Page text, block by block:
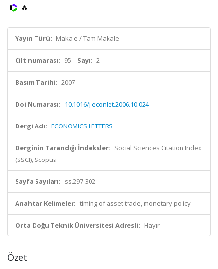
Yayın Türü: Makale / Tam Makale
Cilt numarası: 95 Sayı: 2
Basım Tarihi: 2007
Doi Numarası: 10.1016/j.econlet.2006.10.024
Dergi Adı: ECONOMICS LETTERS
Derginin Tarandığı İndeksler: Social Sciences Citation Index
(SSCI), Scopus
Sayfa Sayıları: ss.297-302
Anahtar Kelimeler: timing of asset trade, monetary policy
Orta Doğu Teknik Üniversitesi Adresli: Hayır
Özet